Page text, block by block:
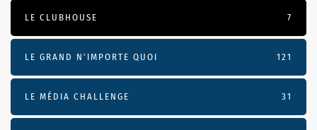
LE CLUBHOUSE 7
LE GRAND N’IMPORTE QUOI 121
LE MÉDIA CHALLENGE 31